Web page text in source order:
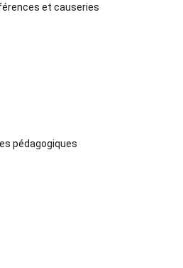
et causeries
pédagogiques